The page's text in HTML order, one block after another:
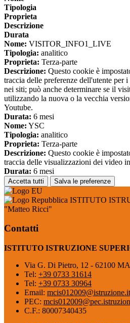
Tipologia
Proprieta
Descrizione
Durata
Nome: VISITOR_INFO1_LIVE
Tipologia: analitico
Proprieta: Terza-parte
Descrizione: Questo cookie è
traccia delle preferenze dell'utente per
nei siti; può anche determinare se il
utilizzando la nuova o la vecchia
Youtube.
Durata: 6 mesi
Nome: YSC
Tipologia: analitico
Proprieta: Terza-parte
Descrizione: Questo cookie è
traccia delle visualizzazioni dei video
Durata: 6 mesi
Accetta tutti Salva le preferenze
ISTITUTO
"Matteo Ricci"
Contatti
ISTITUTO ISTRUZIONE
Via G. Di Pietro, 12 - 62100
Tel: +39 0733 31614
Tel: +39 0733 30964
Email: mcis012009@istruzione.it
PEC:
C.F.: 80007340435